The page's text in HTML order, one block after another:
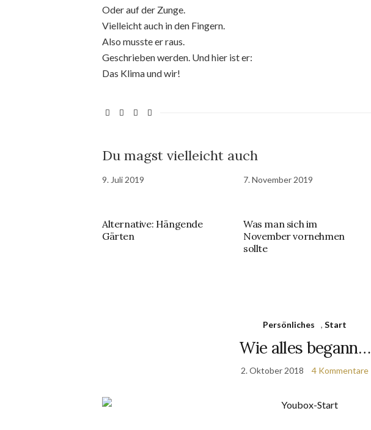
Oder auf der Zunge.
Vielleicht auch in den Fingern.
Also musste er raus.
Geschrieben werden. Und hier ist er:
Das Klima und wir!
Du magst vielleicht auch
9. Juli 2019
Alternative: Hängende
Gärten
7. November 2019
Was man sich im
November vornehmen
sollte
Persönliches ,Start
Wie alles begann…
2. Oktober 2018 4 Kommentare